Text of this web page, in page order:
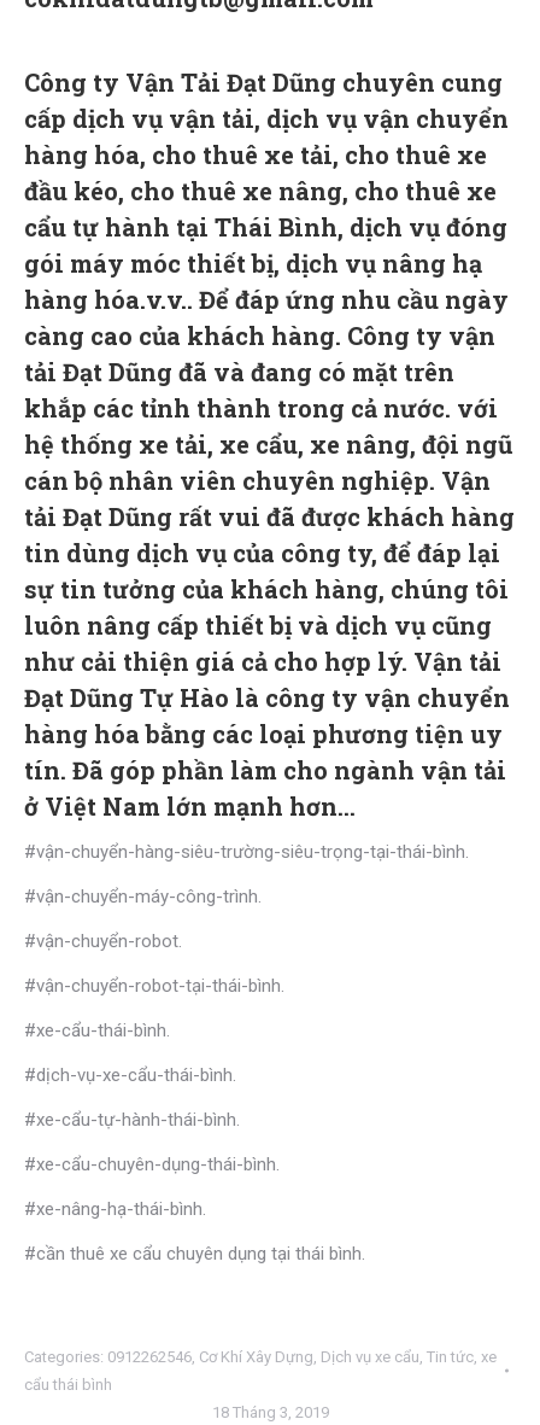
Công ty Vận Tải Đạt Dũng chuyên cung
cấp dịch vụ vận tải, dịch vụ vận chuyển
hàng hóa, cho thuê xe tải, cho thuê xe
đầu kéo, cho thuê xe nâng, cho thuê xe
cẩu tự hành tại Thái Bình, dịch vụ đóng
gói máy móc thiết bị, dịch vụ nâng hạ
hàng hóa.v.v.. Để đáp ứng nhu cầu ngày
càng cao của khách hàng. Công ty vận
tải Đạt Dũng đã và đang có mặt trên
khắp các tỉnh thành trong cả nước. với
hệ thống xe tải, xe cẩu, xe nâng, đội ngũ
cán bộ nhân viên chuyên nghiệp. Vận
tải Đạt Dũng rất vui đã được khách hàng
tin dùng dịch vụ của công ty, để đáp lại
sự tin tưởng của khách hàng, chúng tôi
luôn nâng cấp thiết bị và dịch vụ cũng
như cải thiện giá cả cho hợp lý. Vận tải
Đạt Dũng Tự Hào là công ty vận chuyển
hàng hóa bằng các loại phương tiện uy
tín. Đã góp phần làm cho ngành vận tải
ở Việt Nam lớn mạnh hơn…
#vận-chuyển-hàng-siêu-trường-siêu-trọng-tại-thái-bình.
#vận-chuyển-máy-công-trình.
#vận-chuyển-robot.
#vận-chuyển-robot-tại-thái-bình.
#xe-cẩu-thái-bình.
#dịch-vụ-xe-cẩu-thái-bình.
#xe-cẩu-tự-hành-thái-bình.
#xe-cẩu-chuyên-dụng-thái-bình.
#xe-nâng-hạ-thái-bình.
#cần thuê xe cẩu chuyên dụng tại thái bình.
Categories: 0912262546 Cơ Khí Xây Dựng Dịch vụ xe cẩu Tin tức xe
cẩu thái bình
18 Tháng 3, 2019